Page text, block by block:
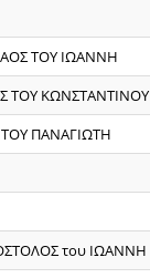
ΤΟΥ ΙΩΑΝΝΗ
ΤΟΥ ΚΩΝΣΤΑΝΤΙΝΟΥ
ΠΑΝΑΓΙΩΤΗ
του ΙΩΑΝΝΗ